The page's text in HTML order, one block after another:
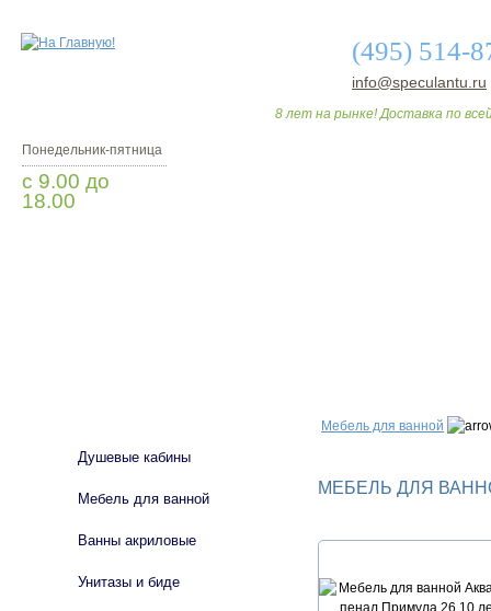
(495) 514-
info@speculantu.ru
8 лет на рынке! Доставка по
Понедельник-пятница
с 9.00 до
18.00
Мебель для ванной
МЕБЕЛЬ ДЛЯ
Душевые кабины
Мебель для ванной
Ванны акриловые
Унитазы и биде